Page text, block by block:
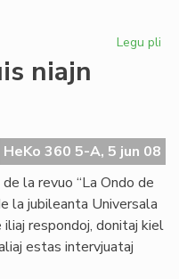
Legu pli
niajn
HeKo 360 5-A, 5 jun 08
la revuo “La Ondo de
la jubileanta Universala
respondoj, donitaj kiel
estas intervjuataj